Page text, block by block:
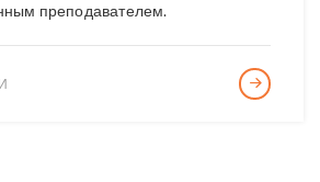
преподавателем.